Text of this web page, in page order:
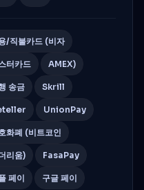
/직불카드 (비자
터카드 AMEX)
송금 Skrill
UnionPay
화폐 (비트코인
리움) FasaPay
페이 구글 페이